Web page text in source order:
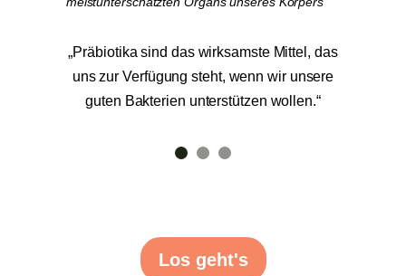
„Präbiotika sind das wirksamste Mittel, das
uns zur Verfügung steht, wenn wir unsere
guten Bakterien unterstützen wollen.“
Los geht's